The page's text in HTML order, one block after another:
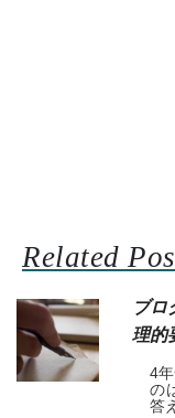
Related
ブロ
理的
4
の
答